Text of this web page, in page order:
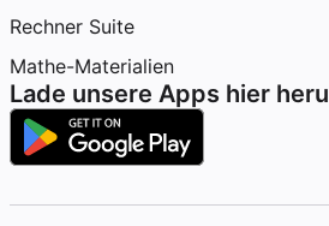
Rechner Suite
Mathe-Materialien
Lade unsere Apps hier